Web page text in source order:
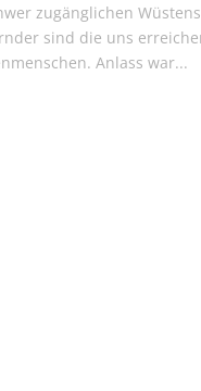
zugänglichen
sind die uns
Anlass war...